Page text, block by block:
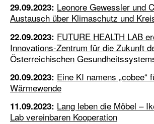
29.09.2023: Leonore Gewessler und
Austausch über Klimaschutz und
22.09.2023: FUTURE HEALTH LAB
Innovations-Zentrum für die Zukunft
Österreichischen
20.09.2023: Eine KI namens „cobee“
Wärmewende
11.09.2023: Lang leben die Möbel –
Lab vereinbaren Kooperation